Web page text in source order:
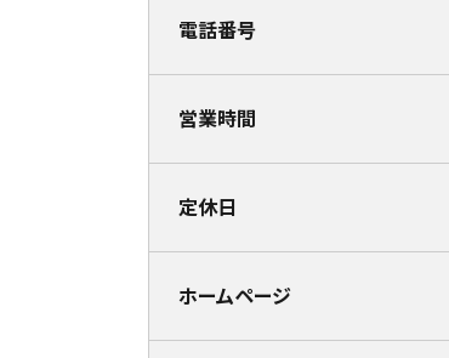
電話番号
営業時間
定休日
ホームページ